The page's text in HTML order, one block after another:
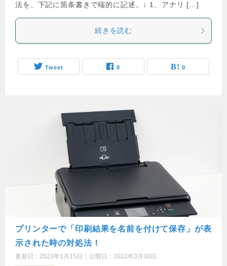
法を、下記に箇条書きで端的に記述。↓ 1、アナリ […]
続きを読む
Tweet 0 0
プリンターで「印刷結果を名前を付けて保存」が表
示された時の対処法！
更新日： 2023年1月15日 公開日： 2022年3月30日